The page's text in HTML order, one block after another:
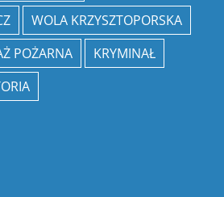
WOLA KRZYSZTOPORSKA
POŻARNA
KRYMINAŁ